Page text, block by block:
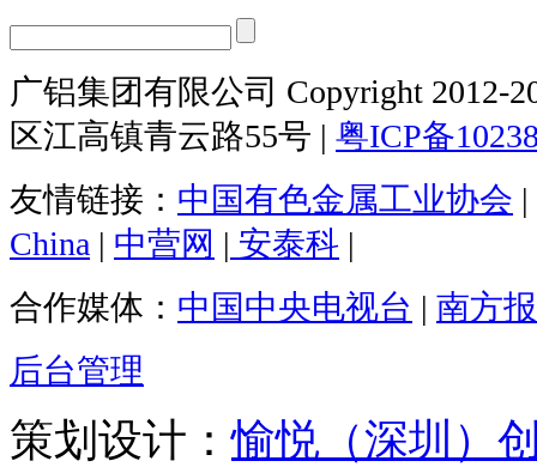
广铝集团有限公司 Copyright 2012-
区江高镇青云路55号 | 粤ICP备
友情链接： 中国有色金属工业协会 |
China | 中营网 | 安泰科 |
合作媒体： 中国中央电视台 | 南方
后台管理
策划设计：愉悦（深圳）